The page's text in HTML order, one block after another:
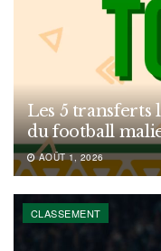
Les 5 transferts
du football
AOÛT 1, 2026
CLASSEMENT